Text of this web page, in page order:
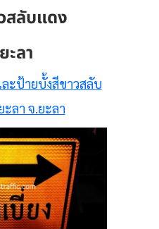
สลับแดง
ะลา
ะป้ายบั้งสีขาวสลับ
ะลา จ.ยะลา